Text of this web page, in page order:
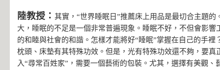
陸教授： 其實，“世界睡眠日”推薦床上用品是最切合主題的
大，睡眠的不足是一個非常普遍現象。睡眠不好，不但會影響
的和睦與社會的和諧。怎樣才能將好“睡眠”掌握在自己的手裡
枕頭、床墊有其特殊功效。但是，光有特殊功效還不夠，要真
入“尋常百姓家”，需要一個藝術的包裝。尤其，選擇有美觀、